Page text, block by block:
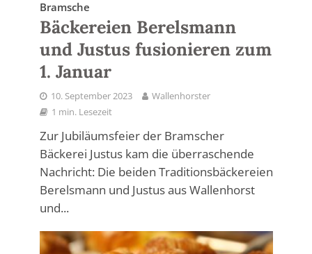
Bramsche
Bäckereien Berelsmann
und Justus fusionieren zum
1. Januar
10. September 2023
Wallenhorster
1 min. Lesezeit
Zur Jubiläumsfeier der Bramscher
Bäckerei Justus kam die überraschende
Nachricht: Die beiden Traditionsbäckereien
Berelsmann und Justus aus Wallenhorst
und...